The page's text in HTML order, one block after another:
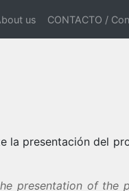
us CONTACTO /
presentación del
presentation of the